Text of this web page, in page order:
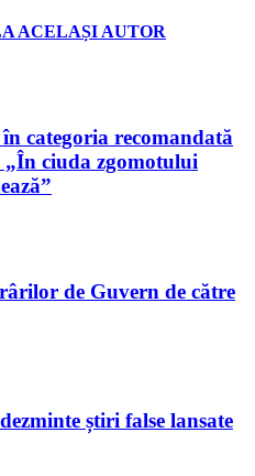
ACELAȘI AUTOR
categoria recomandată
ciuda zgomotului
de Guvern de către
știri false lansate